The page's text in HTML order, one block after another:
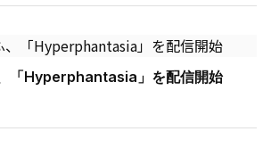
「Hyperphantasia」を配信開始